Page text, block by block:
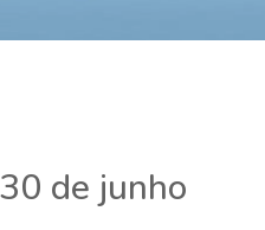
de junho